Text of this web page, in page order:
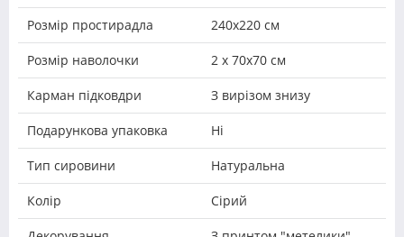
Розмір простирадла 240х220 см
Розмір наволочки 2 х 70х70 см
Карман підковдри З вирізом знизу
Подарункова упаковка Ні
Тип сировини Натуральна
Колір Сірий